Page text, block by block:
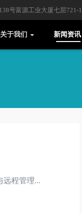
号富源工业大厦七层721-1
关于我们 新闻资讯
远程管理...